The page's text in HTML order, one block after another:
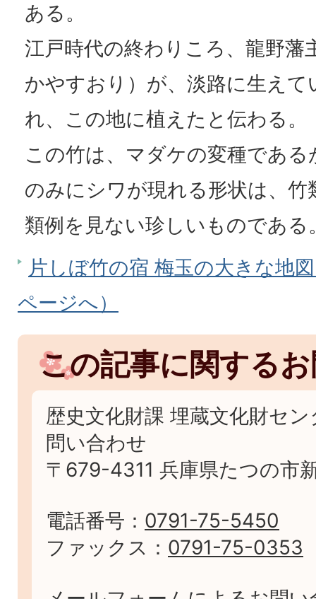
ある。
江戸時代の終わりころ、龍野藩
かやすおり）が、淡路に生え
れ、この地に植えたと伝わる。
この竹は、マダケの変種であ
のみにシワが現れる形状は、
類例を見ない珍しいものである
片しぼ竹の宿 梅玉の大きな地
ページへ）
この記事に関する
歴史文化財課 埋蔵文化財セ
問い合わせ
〒679-4311 兵庫県たつの市
電話番号： 0791-75-5450
ファックス： 0791-75-0353